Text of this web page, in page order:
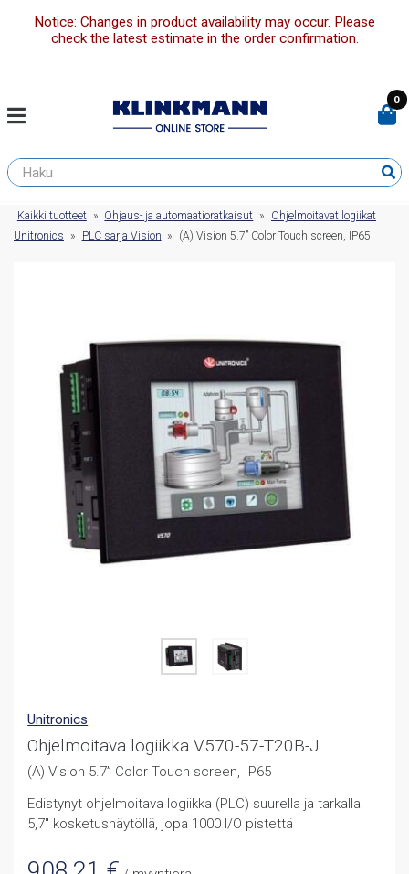
Notice: Changes in product availability may occur. Please
check the latest estimate in the order confirmation.
0
Kaikki tuotteet » Ohjaus- ja automaatioratkaisut »
Ohjelmoitavat logiikat
Unitronics
» PLC sarja Vision » (A) Vision 5.7” Color Touch screen, IP65
Unitronics
Ohjelmoitava logiikka V570-57-T20B-J
(A) Vision 5.7” Color Touch screen, IP65
Edistynyt ohjelmoitava logiikka (PLC) suurella ja tarkalla
5,7″ kosketusnäytöllä, jopa 1000 I/O pistettä